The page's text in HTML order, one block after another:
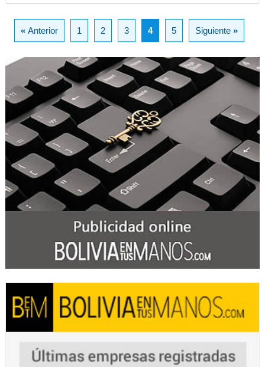
«Anterior 1 2 3 4 5 Siguiente»